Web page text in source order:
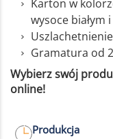
Karton w
wysoce białym
Gramatura od
Wybierz swój
online!
Produkcja